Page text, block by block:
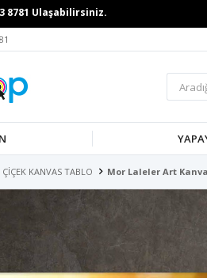
ÇİÇEK KANVAS TABLO Mor Laleler Art